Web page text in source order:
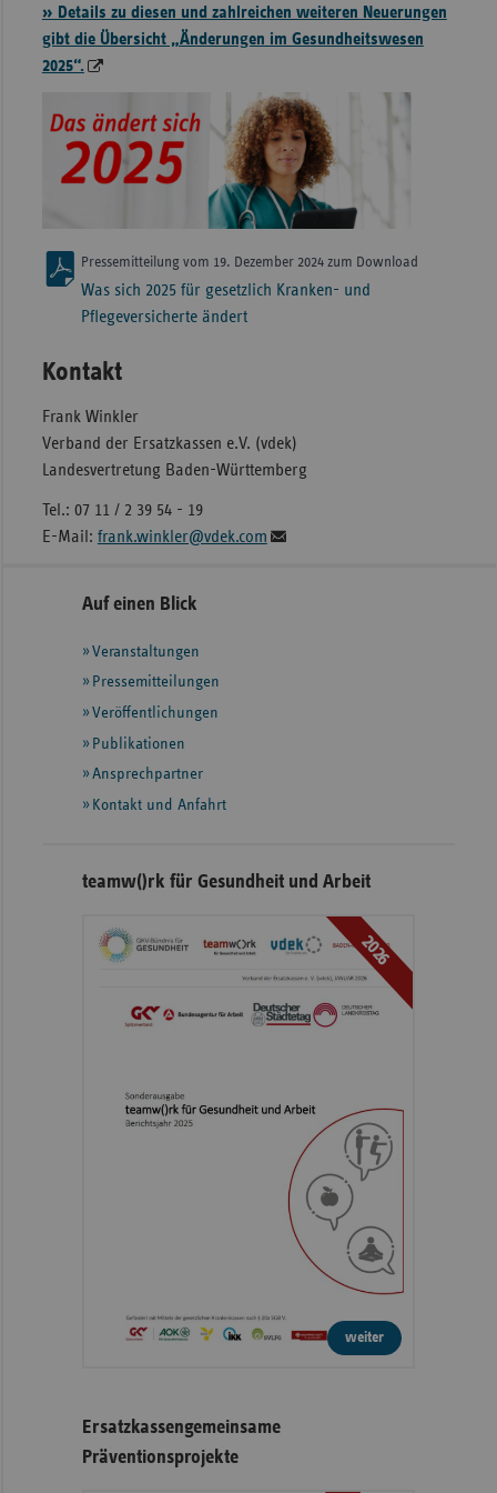
» Details zu diesen und zahlreichen weiteren Neuerungen
gibt die Übersicht „Änderungen im Gesundheitswesen
2025“.
Pressemitteilung vom 19. Dezember 2024 zum Download
Was sich 2025 für gesetzlich Kranken- und
Pflegeversicherte ändert
Kontakt
Frank Winkler
Verband der Ersatzkassen e.V. (vdek)
Landesvertretung Baden-Württemberg
Tel.: 07 11 / 2 39 54 - 19
E-Mail: frank.winkler@vdek.com
Seitennavigation
Seitenleiste
weiteren
Informationen
Auf einen Blick
Veranstaltungen
Pressemitteilungen
Veröffentlichungen
Publikationen
Ansprechpartner
Kontakt und Anfahrt
teamw()rk für Gesundheit und Arbeit
2026
weiter
Ersatzkassengemeinsame
Präventionsprojekte